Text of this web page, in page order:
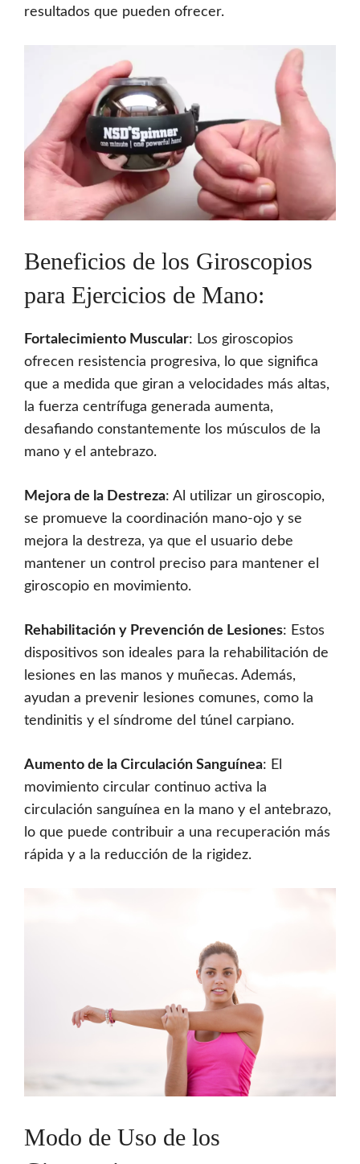
resultados que pueden ofrecer.
Beneficios de los Giroscopios
para Ejercicios de Mano:
Fortalecimiento Muscular: Los giroscopios
ofrecen resistencia progresiva, lo que significa
que a medida que giran a velocidades más altas,
la fuerza centrífuga generada aumenta,
desafiando constantemente los músculos de la
mano y el antebrazo.
Mejora de la Destreza: Al utilizar un giroscopio,
se promueve la coordinación mano-ojo y se
mejora la destreza, ya que el usuario debe
mantener un control preciso para mantener el
giroscopio en movimiento.
Rehabilitación y Prevención de Lesiones: Estos
dispositivos son ideales para la rehabilitación de
lesiones en las manos y muñecas. Además,
ayudan a prevenir lesiones comunes, como la
tendinitis y el síndrome del túnel carpiano.
Aumento de la Circulación Sanguínea: El
movimiento circular continuo activa la
circulación sanguínea en la mano y el antebrazo,
lo que puede contribuir a una recuperación más
rápida y a la reducción de la rigidez.
Modo de Uso de los